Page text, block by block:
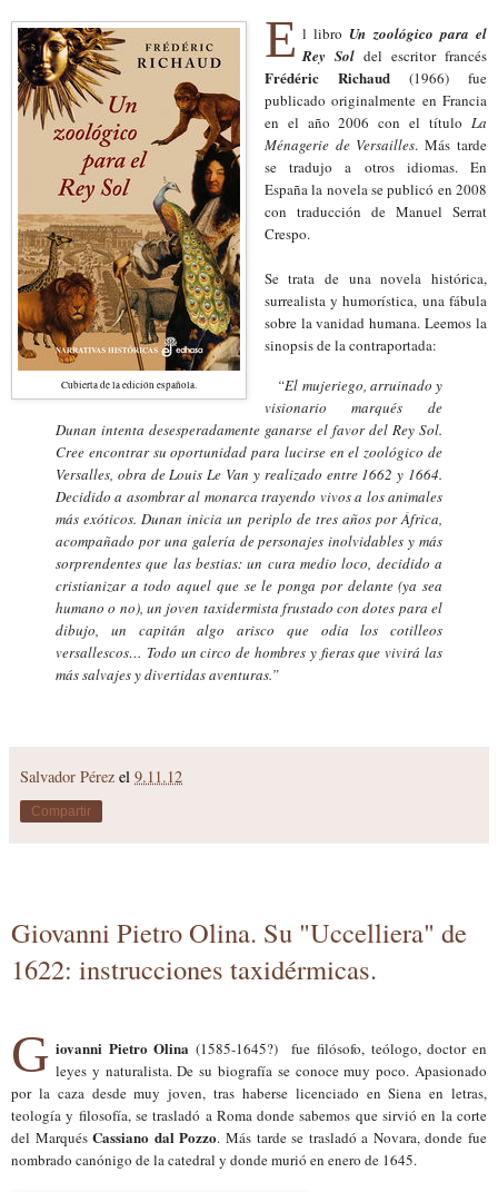
Cubierta de la edición española.
E l libro Un zoológico para el
Rey Soldel escritor francés
Frédéric Richaud(1966) fue
publicado originalmente en Francia
en el año 2006 con el título La
Ménagerie de Versailles. Más tarde
se tradujo a otros idiomas. En
España la novela se publicó en 2008
con traducción de Manuel Serrat
Crespo.
Se trata de una novela histórica,
surrealista y humorística, una fábula
sobre la vanidad humana. Leemos la
sinopsisde la contraportada:
“El mujeriego, arruinado y
visionario marqués de
Dunan intenta desesperadamente ganarse el favor del Rey Sol.
Cree encontrar su oportunidad para lucirse en el zoológico de
Versalles, obra de Louis Le Van y realizado entre 1662 y 1664.
Decidido a asombrar al monarca trayendo vivos a los animales
más exóticos. Dunan inicia un periplo de tres años por África,
acompañado por una galería de personajes inolvidables y más
sorprendentes que las bestias: un cura medio loco, decidido a
cristianizar a todo aquel que se le ponga por delante (ya sea
humano o no), un joven taxidermista frustado con dotes para el
dibujo, un capitán algo arisco que odia los cotilleos
versallescos… Todo un circo de hombres y fieras que vivirá las
más salvajes y divertidas aventuras.”
Salvador Pérez el 9.11.12
Compartir
Giovanni Pietro Olina. Su "Uccelliera" de
1622: instrucciones taxidérmicas.
G iovanni Pietro Olina (1585-1645?)fue filósofo, teólogo, doctor en
leyes y naturalista. De su biografía se conoce muy poco. Apasionado
por la caza desde muy joven, tras haberse licenciado en Siena en letras,
teología y filosofía, se trasladó a Roma donde sabemos que sirvió en la corte
del MarquésCassiano dal Pozzo. Más tarde se trasladó a Novara, donde fue
nombrado canónigo de lacatedral y donde murió en enero de 1645.